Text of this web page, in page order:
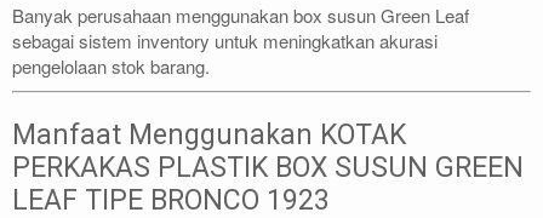
Banyak perusahaan menggunakan box susun Green Leaf
sebagai sistem inventory untuk meningkatkan akurasi
pengelolaan stok barang.
Manfaat Menggunakan KOTAK
PERKAKAS PLASTIK BOX SUSUN GREEN
LEAF TIPE BRONCO 1923